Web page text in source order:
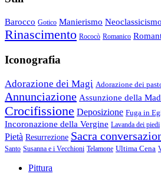
Barocco Gotico Manierismo Neoclassicismo
Rinascimento Rococò Romanico
Iconografia
Adorazione dei Magi Adorazione dei
Annunciazione Assunzione della
Crocifissione Deposizione Fuga in
Incoronazione della Vergine Lavanda dei piedi
Pietà Resurrezione Sacra
Santo Susanna e i Vecchioni Telamone Ultima Cena
Pittura